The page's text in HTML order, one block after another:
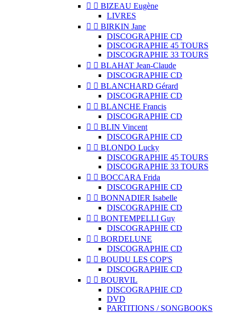
  BIZEAU Eugène
LIVRES
  BIRKIN Jane
DISCOGRAPHIE CD
DISCOGRAPHIE 45 TOURS
DISCOGRAPHIE 33 TOURS
  BLAHAT Jean-Claude
DISCOGRAPHIE CD
  BLANCHARD Gérard
DISCOGRAPHIE CD
  BLANCHE Francis
DISCOGRAPHIE CD
  BLIN Vincent
DISCOGRAPHIE CD
  BLONDO Lucky
DISCOGRAPHIE 45 TOURS
DISCOGRAPHIE 33 TOURS
  BOCCARA Frida
DISCOGRAPHIE CD
  BONNADIER Isabelle
DISCOGRAPHIE CD
  BONTEMPELLI Guy
DISCOGRAPHIE CD
  BORDELUNE
DISCOGRAPHIE CD
  BOUDU LES COP'S
DISCOGRAPHIE CD
  BOURVIL
DISCOGRAPHIE CD
DVD
PARTITIONS / SONGBOOKS